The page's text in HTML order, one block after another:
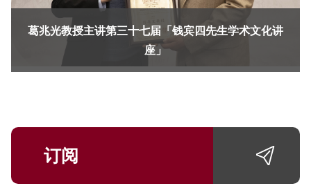
葛兆光教授主讲第三十七届「钱宾四先生学术文化讲
座」
订阅